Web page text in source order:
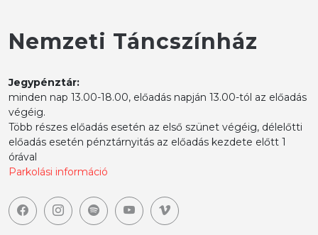
Nemzeti Táncszínház
Jegypénztár:
minden nap 13.00-18.00, előadás napján 13.00-tól az előadás
végéig.
Több részes előadás esetén az első szünet végéig, délelőtti
előadás esetén pénztárnyitás az előadás kezdete előtt 1
órával
Parkolási információ